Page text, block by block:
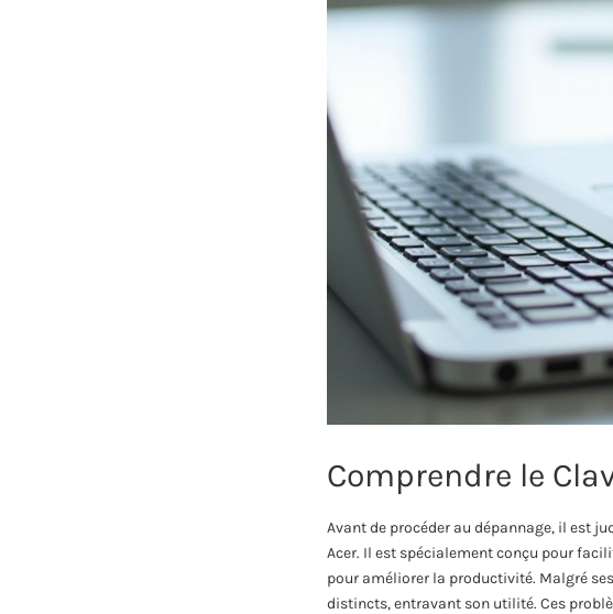
Comprendre le
Avant de procéder au dépannage, il est
Acer. Il est spécialement conçu pour
pour améliorer la productivité. Malgré
distincts, entravant son utilité. Ces